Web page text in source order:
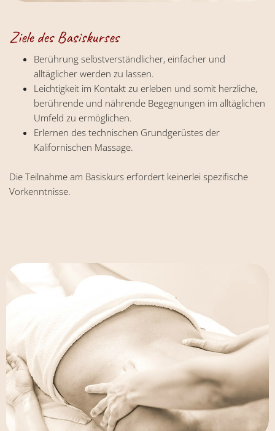
Ziele des Basiskurses
Berührung selbstverständlicher, einfacher und
alltäglicher werden zu lassen.
Leichtigkeit im Kontakt zu erleben und somit herzliche,
berührende und nährende Begegnungen im alltäglichen
Umfeld zu ermöglichen.
Erlernen des technischen Grundgerüstes der
Kalifornischen Massage.
Die Teilnahme am Basiskurs erfordert keinerlei spezifische
Vorkenntnisse.